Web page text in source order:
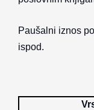
Paušalni iznos
ispod.